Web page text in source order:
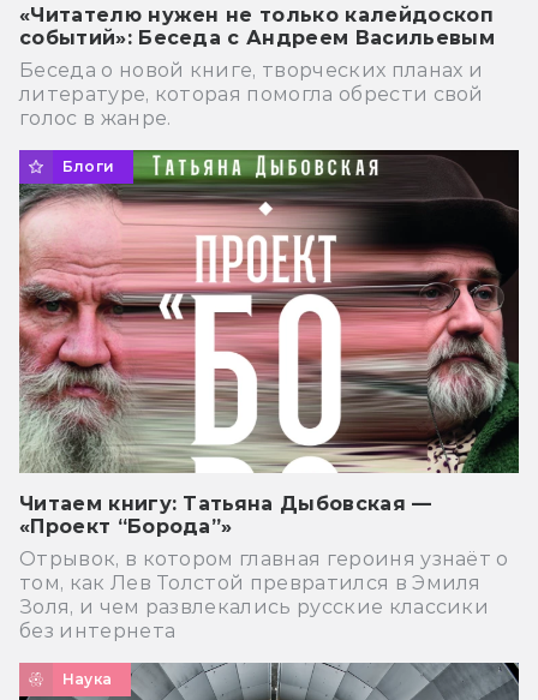
«Читателю нужен не только калейдоскоп
событий»: Беседа с Андреем Васильевым
Беседа о новой книге, творческих планах и
литературе, которая помогла обрести свой
голос в жанре.
Блоги
Читаем книгу: Татьяна Дыбовская —
«Проект “Борода”»
Отрывок, в котором главная героиня узнаёт о
том, как Лев Толстой превратился в Эмиля
Золя, и чем развлекались русские классики
без интернета
Наука